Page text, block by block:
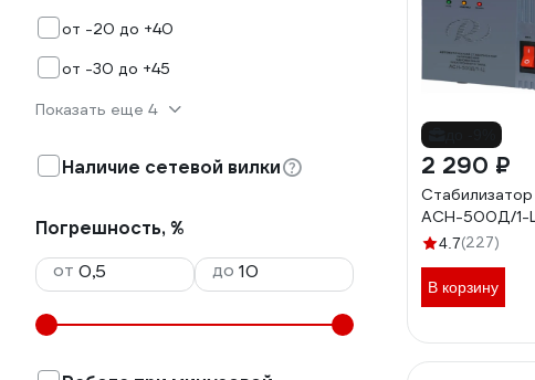
от -20 до +40
от -30 до +45
Показать еще 4
Наличие сетевой вилки
Погрешность, %
от
до
2 290 ₽
АСН-500Д/1-
4.7(227)
В корзину